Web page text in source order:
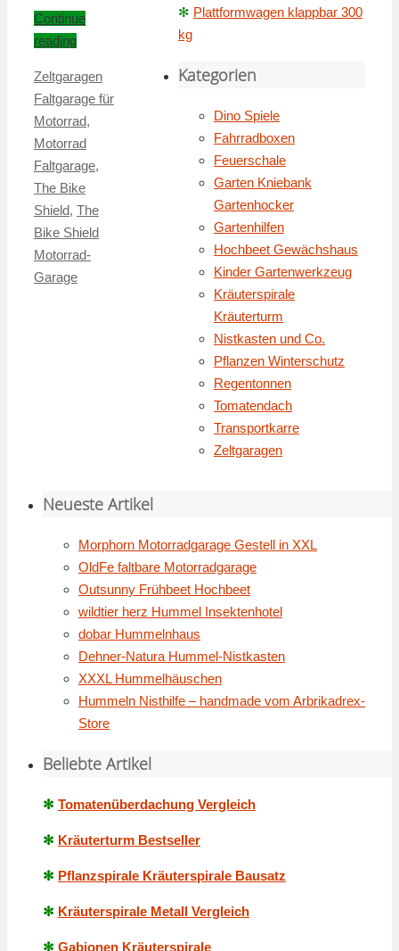
Continue
reading
Zeltgaragen
Faltgarage für
Motorrad,
Motorrad
Faltgarage,
The Bike
Shield, The
Bike Shield
Motorrad-
Garage
✻ Plattformwagen klappbar 300
kg
Kategorien
Dino Spiele
Fahrradboxen
Feuerschale
Garten Kniebank
Gartenhocker
Gartenhilfen
Hochbeet Gewächshaus
Kinder Gartenwerkzeug
Kräuterspirale
Kräuterturm
Nistkasten und Co.
Pflanzen Winterschutz
Regentonnen
Tomatendach
Transportkarre
Zeltgaragen
Neueste Artikel
Morphorn Motorradgarage Gestell in XXL
OldFe faltbare Motorradgarage
Outsunny Frühbeet Hochbeet
wildtier herz Hummel Insektenhotel
dobar Hummelnhaus
Dehner-Natura Hummel-Nistkasten
XXXL Hummelhäuschen
Hummeln Nisthilfe – handmade vom Arbrikadrex-
Store
Beliebte Artikel
✻ Tomatenüberdachung Vergleich
✻ Kräuterturm Bestseller
✻ Pflanzspirale Kräuterspirale Bausatz
✻ Kräuterspirale Metall Vergleich
✻ Gabionen Kräuterspirale